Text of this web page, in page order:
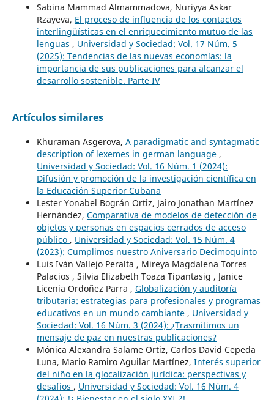
Sabina Mammad Almammadova, Nuriyya Askar
Rzayeva, El proceso de influencia de los contactos
interlingüísticas en el enriquecimiento mutuo de las
lenguas , Universidad y Sociedad: Vol. 17 Núm. 5
(2025): Tendencias de las nuevas economías: la
importancia de sus publicaciones para alcanzar el
desarrollo sostenible. Parte IV
Artículos similares
Khuraman Asgerova, A paradigmatic and syntagmatic
description of lexemes in german language ,
Universidad y Sociedad: Vol. 16 Núm. 1 (2024):
Difusión y promoción de la investigación científica en
la Educación Superior Cubana
Lester Yonabel Bográn Ortiz, Jairo Jonathan Martínez
Hernández, Comparativa de modelos de detección de
objetos y personas en espacios cerrados de acceso
público , Universidad y Sociedad: Vol. 15 Núm. 4
(2023): Cumplimos nuestro Aniversario Decimoquinto
Luis Iván Vallejo Peralta , Mireya Magdalena Torres
Palacios , Silvia Elizabeth Toaza Tipantasig , Janice
Licenia Ordoñez Parra , Globalización y auditoría
tributaria: estrategias para profesionales y programas
educativos en un mundo cambiante , Universidad y
Sociedad: Vol. 16 Núm. 3 (2024): ¿Trasmitimos un
mensaje de paz en nuestras publicaciones?
Mónica Alexandra Salame Ortiz, Carlos David Cepeda
Luna, Mario Ramiro Aguilar Martínez, Interés superior
del niño en la glocalización jurídica: perspectivas y
desafíos , Universidad y Sociedad: Vol. 16 Núm. 4